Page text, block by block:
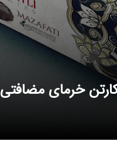
خرمای مضافتی